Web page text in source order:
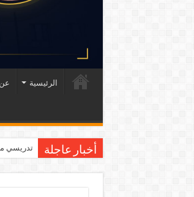
الرئيسية عن
أخبار عاجلة تدريسي